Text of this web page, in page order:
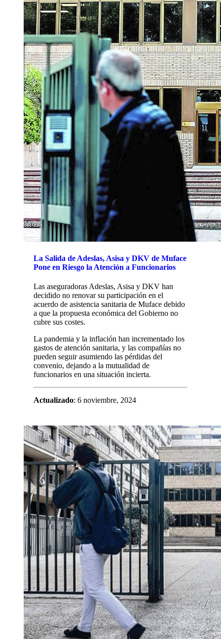
La Salida de Adeslas, Asisa y DKV de Muface
Pone en Riesgo la Atención a Funcionarios
Las aseguradoras Adeslas, Asisa y DKV han
decidido no renovar su participación en el
acuerdo de asistencia sanitaria de Muface debido
a que la propuesta económica del Gobierno no
cubre sus costes.
La pandemia y la inflación han incrementado los
gastos de atención sanitaria, y las compañías no
pueden seguir asumiendo las pérdidas del
convenio, dejando a la mutualidad de
funcionarios en una situación incierta.
Actualizado: 6 noviembre, 2024